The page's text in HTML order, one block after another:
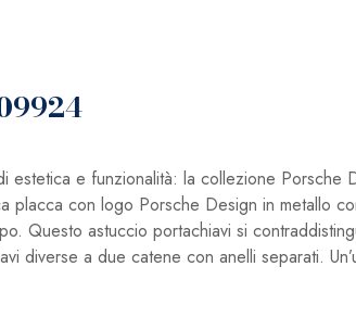
e funzionalità: la collezione Porsche
con logo Porsche Design in metallo
Questo astuccio portachiavi si
diverse a due catene con anelli separati.